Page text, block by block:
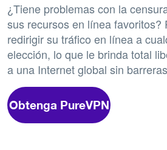
¿Tiene problemas con la
sus recursos en línea favoritos?
redirigir su tráfico en línea a
elección, lo que le brinda total
a una Internet global sin
Obtenga PureVPN